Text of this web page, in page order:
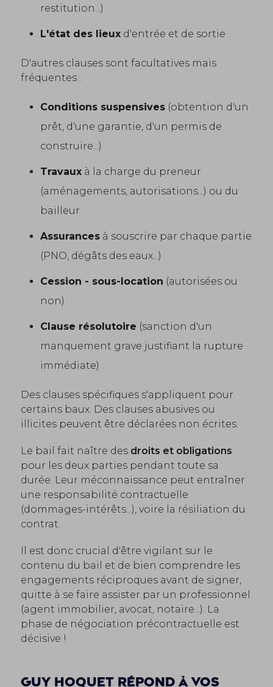
restitution...)
L'état des lieux d'entrée et de sortie
D'autres clauses sont facultatives mais
fréquentes :
Conditions suspensives (obtention d'un
prêt, d'une garantie, d'un permis de
construire...)
Travaux à la charge du preneur
(aménagements, autorisations...) ou du
bailleur
Assurances à souscrire par chaque partie
(PNO, dégâts des eaux...)
Cession - sous-location (autorisées ou
non)
Clause résolutoire (sanction d'un
manquement grave justifiant la rupture
immédiate)
Des clauses spécifiques s'appliquent pour
certains baux. Des clauses abusives ou
illicites peuvent être déclarées non écrites.
Le bail fait naître des droits et obligations
pour les deux parties pendant toute sa
durée. Leur méconnaissance peut entraîner
une responsabilité contractuelle
(dommages-intérêts...), voire la résiliation du
contrat.
Il est donc crucial d'être vigilant sur le
contenu du bail et de bien comprendre les
engagements réciproques avant de signer,
quitte à se faire assister par un professionnel
(agent immobilier, avocat, notaire...). La
phase de négociation précontractuelle est
décisive !
Guy Hoquet répond à vos